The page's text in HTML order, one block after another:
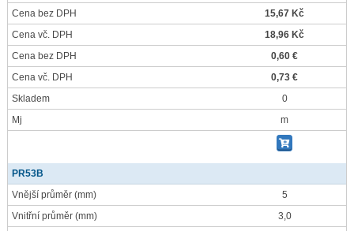
Cena bez DPH
15,67 Kč
Cena vč. DPH
18,96 Kč
Cena bez DPH
0,60 €
Cena vč. DPH
0,73 €
Skladem
0
Mj
m
PR53B
Vnější průměr (mm)
5
Vnitřní průměr (mm)
3,0